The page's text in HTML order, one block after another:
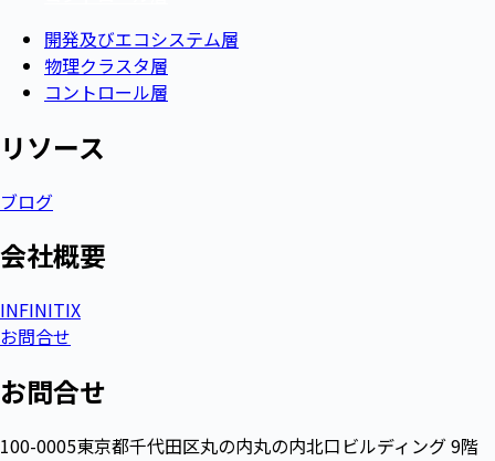
開発及びエコシステム層
物理クラスタ層
コントロール層
リソース​
ブログ
会社概要​
INFINITIX
お問合せ
お問合せ
100-0005東京都千代田区丸の内丸の内北口ビルディング 9階